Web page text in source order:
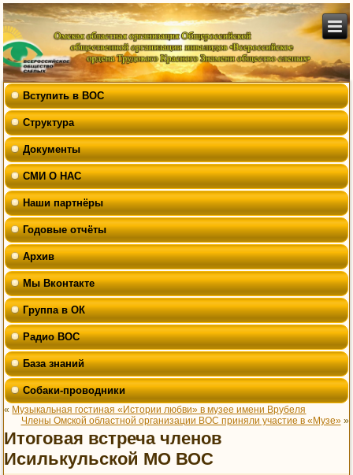
Вступить в ВОС
Структура
Документы
СМИ О НАС
Наши партнёры
Годовые отчёты
Архив
Мы Вконтакте
Группа в ОК
Радио ВОС
База знаний
Собаки-проводники
« Музыкальная гостиная «Истории любви» в музее имени Врубеля
Члены Омской областной организации ВОС приняли участие в «Музе»»
Итоговая встреча членов
Исилькульской МО ВОС